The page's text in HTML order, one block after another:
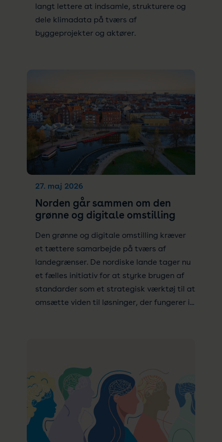
langt lettere at indsamle, strukturere og
dele klimadata på tværs af
byggeprojekter og aktører.
27. maj 2026
Norden går sammen om den
grønne og digitale omstilling
Den grønne og digitale omstilling kræver
et tættere samarbejde på tværs af
landegrænser. De nordiske lande tager nu
et fælles initiativ for at styrke brugen af
standarder som et strategisk værktøj til at
omsætte viden til løsninger, der fungerer i...